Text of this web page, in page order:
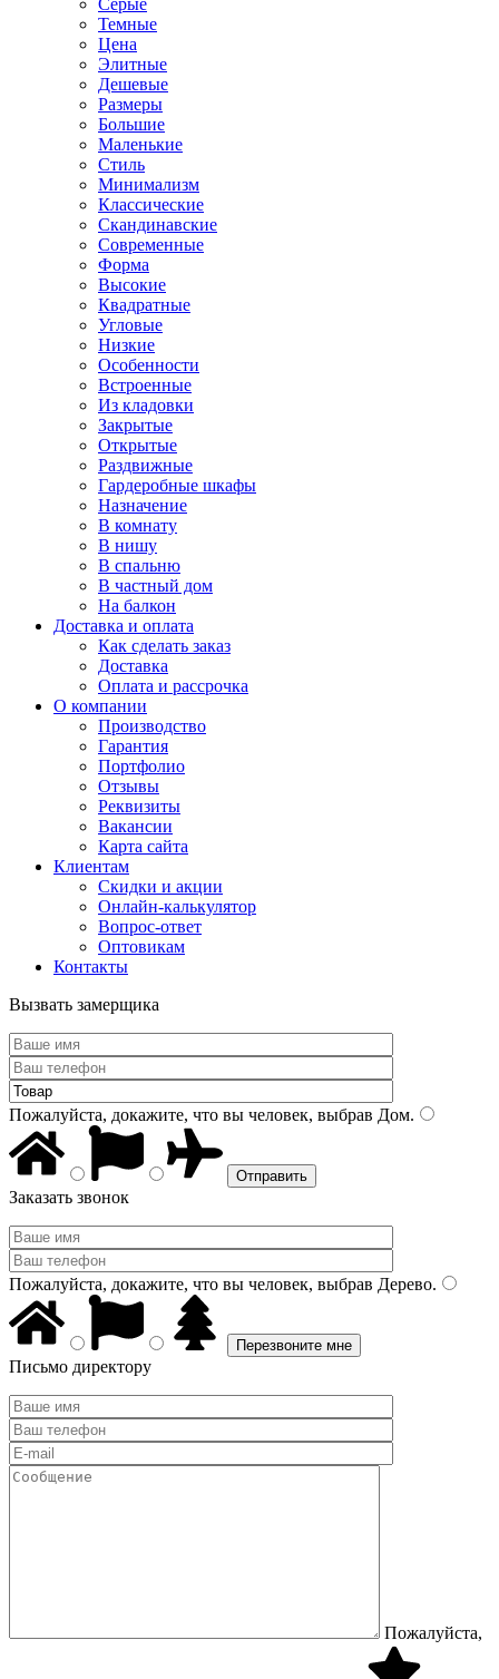
Серые
Темные
Цена
Элитные
Дешевые
Размеры
Большие
Маленькие
Стиль
Минимализм
Классические
Скандинавские
Современные
Форма
Высокие
Квадратные
Угловые
Низкие
Особенности
Встроенные
Из кладовки
Закрытые
Открытые
Раздвижные
Гардеробные шкафы
Назначение
В комнату
В нишу
В спальню
В частный дом
На балкон
Доставка и оплата
Как сделать заказ
Доставка
Оплата и рассрочка
О компании
Производство
Гарантия
Портфолио
Отзывы
Реквизиты
Вакансии
Карта сайта
Клиентам
Скидки и акции
Онлайн-калькулятор
Вопрос-ответ
Оптовикам
Контакты
Вызвать замерщика
Пожалуйста, докажите, что вы человек, выбрав Дом.
Заказать звонок
Пожалуйста, докажите, что вы человек, выбрав Дерево.
Письмо директору
Пожалуйста,